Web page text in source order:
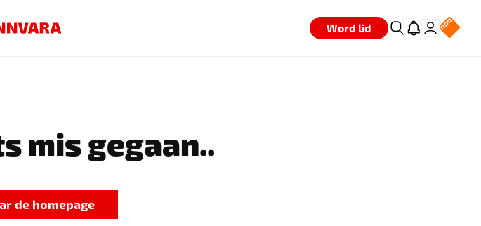
Word lid
mis gegaan..
de homepage